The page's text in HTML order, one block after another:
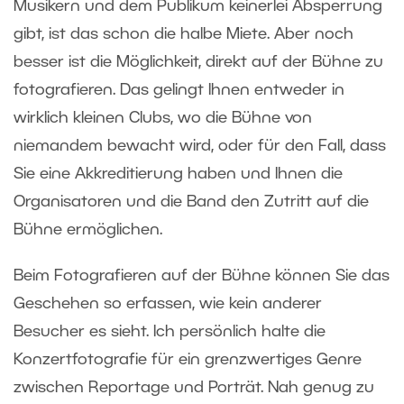
Musikern und dem Publikum keinerlei Absperrung
gibt, ist das schon die halbe Miete. Aber noch
besser ist die Möglichkeit, direkt auf der Bühne zu
fotografieren. Das gelingt Ihnen entweder in
wirklich kleinen Clubs, wo die Bühne von
niemandem bewacht wird, oder für den Fall, dass
Sie eine Akkreditierung haben und Ihnen die
Organisatoren und die Band den Zutritt auf die
Bühne ermöglichen.
Beim Fotografieren auf der Bühne können Sie das
Geschehen so erfassen, wie kein anderer
Besucher es sieht. Ich persönlich halte die
Konzertfotografie für ein grenzwertiges Genre
zwischen Reportage und Porträt. Nah genug zu